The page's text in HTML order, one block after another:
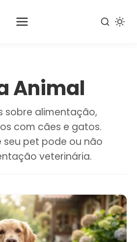
Animal
sobre alimentação,
com cães e gatos.
seu pet pode ou não
veterinária.